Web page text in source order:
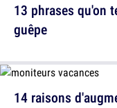
13 phrases qu'on
guêpe
14 raisons